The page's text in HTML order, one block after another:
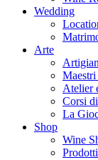
Wedding
Arte
Maestri
Atelier
Corsi
La
Shop
Wine